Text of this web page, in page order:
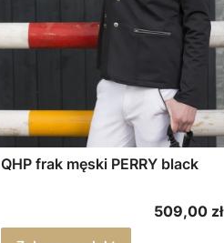
QHP frak męski PERRY black
Cena
509,00 zł